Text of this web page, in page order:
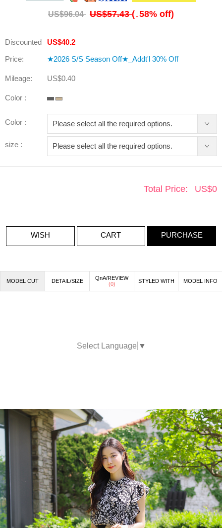
US$96.04 US$57.43(↓58% off)
Discounted
Price:
US$40.2
★2026 S/S Season Off★_Addt'l 30% Off
Mileage: US$0.40
Color :
Color :
size :
Total Price: US$0
WISH CART PURCHASE
MODEL CUT DETAIL/SIZE
QnA/REVIEW
(0) STYLED WITH MODEL INFO
Select Language ▼